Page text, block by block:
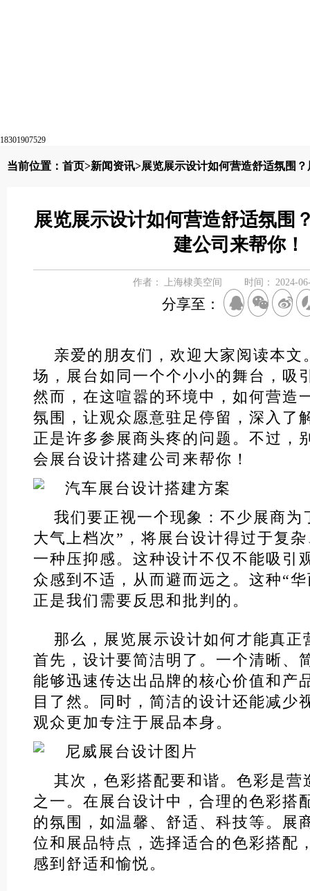
18301907529
当前位置： 首页>新闻资讯>展览展示设计如何营造舒适氛围
展览展示设计如何营造舒适氛围
建公司来帮你！
作者： 上海棣美空间 时间： 2024-
分享至：
亲爱的朋友们，欢迎大家阅读本文
场，展台如同一个个小小的舞台，吸
然而，在这喧嚣的环境中，如何营造
氛围，让观众愿意驻足停留，深入了
正是许多参展商头疼的问题。不过，
会展台设计搭建公司 来帮你！
我们要正视一个现象：不少展商为
大气上档次”，将展台设计得过于复
一种压抑感。这种设计不仅不能吸引
众感到不适，从而避而远之。这种“
正是我们需要反思和批判的。
那么，展览展示设计如何才能真正
首先，设计要简洁明了。一个清晰、
能够迅速传达出品牌的核心价值和产
目了然。同时，简洁的设计还能减少
观众更加专注于展品本身。
其次，色彩搭配要和谐。色彩是营
之一。在展台设计中，合理的色彩搭
的氛围，如温馨、舒适、科技等。展
位和展品特点，选择适合的色彩搭配
感到舒适和愉悦。